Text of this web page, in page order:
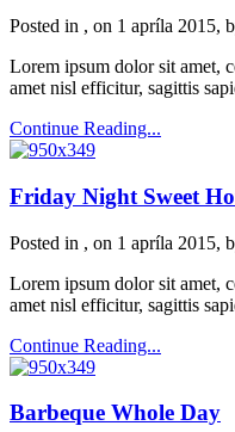
Posted in , on 1 apríla 2015,
Lorem ipsum dolor sit amet,
amet nisl efficitur, sagittis
Continue Reading...
Friday Night Sweet
Posted in , on 1 apríla 2015,
Lorem ipsum dolor sit amet,
amet nisl efficitur, sagittis
Continue Reading...
Barbeque Whole Day